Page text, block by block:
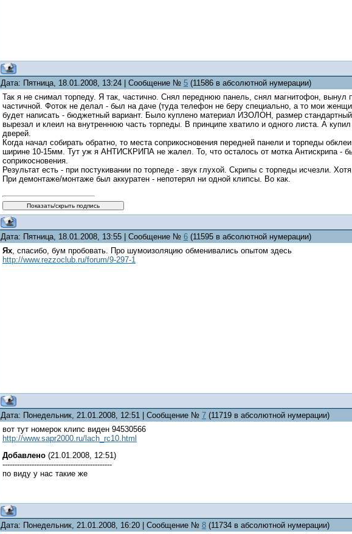
Дата: Пятница, 18.01.2008, 13:24 | Сообщение № 5 (11586 в абсолютной нумерации)
Так я не снимал торпеду. Я так, частично. Снял переднюю панель, снял магнитофон, вынул
частичной. Фоток не делал - был на даче (туда телефон не беру специально, а то мои
будет написать - бюджетный вариант. Было куплено материал ИЗОЛОН, размер
вырезал и клеил на внутреннюю часть торпеды. В принципе хватило и одного листа. А
дверей.
Когда начал собирать обратно, то места соприкосновения передней панели и торпеды
ширине 10-15мм. Тут уж я АНТИСКРИПА не жалел. То, что осталось от мотка Антискрипа -
соприкосновения.
Результат есть - при постукивании по торпеде - звук глухой. Скрипы с торпеды исчезли.
При демонтаже/монтаже был аккуратен - непотерял ни одной клипсы. Во как.
Дата: Пятница, 18.01.2008, 13:55 | Сообщение № 6 (11595 в абсолютной нумерации)
Ях, спасибо, бум пробовать. Про шумоизоляцию обменивались опытом здесь
http://www.rezzoclub.ru/forum/9-297-1
Дата: Понедельник, 21.01.2008, 12:51 | Сообщение № 7 (11719 в абсолютной нумерации)
вот тут номерок клипс виден 94530566
http://www.sapr2000.ru/lach_rc10.html
Добавлено (21.01.2008, 12:51)
---------------------------------------------
по виду у нас такие же
Дата: Понедельник, 21.01.2008, 16:20 | Сообщение № 8 (11734 в абсолютной нумерации)